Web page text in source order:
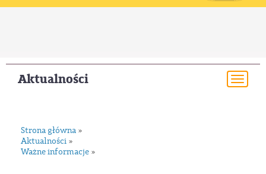
Aktualności
Strona główna »
Aktualności »
Ważne informacje »